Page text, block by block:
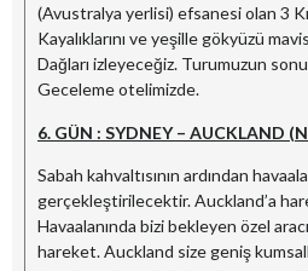
(Avustralya yerlisi) efsanesi olan 3
Kayalıklarını ve yeşille gökyüzü
Dağları izleyeceğiz. Turumuzun
Geceleme otelimizde.
6. GÜN : SYDNEY – AUCKLAND
Sabah kahvaltısının ardından
gerçekleştirilecektir. Auckland’a
Havaalanında bizi bekleyen özel
hareket. Auckland size geniş